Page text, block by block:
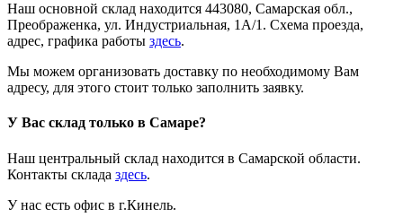
Наш основной склад находится 443080, Самарская обл.,
Преображенка, ул. Индустриальная, 1А/1. Схема проезда,
адрес, графика работы здесь.
Мы можем организовать доставку по необходимому Вам
адресу, для этого стоит только заполнить заявку.
У Вас склад только в Самаре?
Наш центральный склад находится в Самарской области.
Контакты склада здесь.
У нас есть офис в г.Кинель.